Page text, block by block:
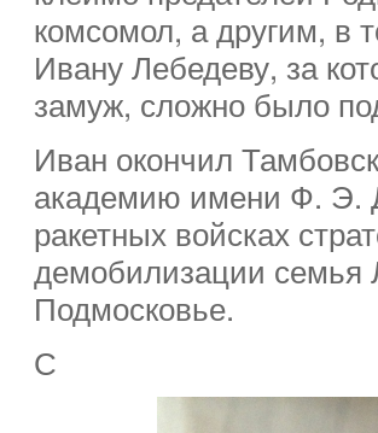
комсомол, а другим, в
Ивану Лебедеву, за
замуж, сложно было
Иван окончил
академию имени Ф. Э.
ракетных войсках
демобилизации семья
Подмосковье.
С